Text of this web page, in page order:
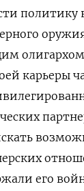
политику
карьеры
его